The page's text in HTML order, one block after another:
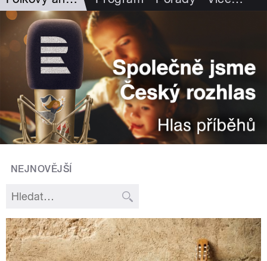
NEJNOVĚJŠÍ